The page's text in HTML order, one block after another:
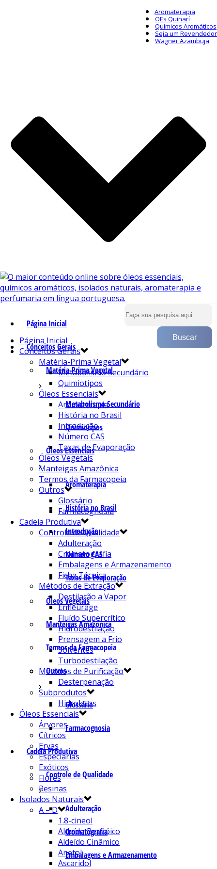
Aromaterapia
OEs Quinarí
Químicos Aromáticos
Seja um Revendedor
Wagner Azambuja
Página Inicial
Conceitos Gerais
Matéria-Prima Vegetal
Metabolismo Secundário
Quimiotipos
Óleos Essenciais
Aromaterapia
História no Brasil
Introdução
Número CAS
Taxas de Evaporação
Óleos Vegetais
Manteigas Amazônica
Termos da Farmacopeia
Outros
Glossário
Farmacognosia
Cadeia Produtiva
Controle de Qualidade
Adulteração
Cromatografia
Embalagens e Armazenamento
Página Inicial
Conceitos Gerais
Matéria-Prima Vegetal
Metabolismo Secundário
Quimiotipos
Óleos Essenciais
Aromaterapia
História no Brasil
Introdução
Número CAS
Taxas de Evaporação
Óleos Vegetais
Manteigas Amazônica
Termos da Farmacopeia
Outros
Glossário
Farmacognosia
Cadeia Produtiva
Controle de Qualidade
Adulteração
Cromatografia
Embalagens e Armazenamento
Ficha Técnica
Métodos de Extração
Destilação a Vapor
Enfleurage
Fluído Supercrítico
Hidrodestilação
Prensagem a Frio
Solventes
Turbodestilação
Métodos de Purificação
Desterpenação
Subprodutos
Hidrolatos
Óleos Essenciais
Árvores
Cítricos
Ervas
Especiarias
Exóticos
Flores
Resinas
Isolados Naturais
A – D
1.8-cineol
Aldeído Benzóico
Aldeído Cinâmico
Anetol
Ascaridol